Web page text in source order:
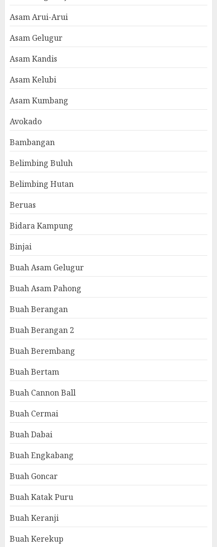
Asam Arui-Arui
Asam Gelugur
Asam Kandis
Asam Kelubi
Asam Kumbang
Avokado
Bambangan
Belimbing Buluh
Belimbing Hutan
Beruas
Bidara Kampung
Binjai
Buah Asam Gelugur
Buah Asam Pahong
Buah Berangan
Buah Berangan 2
Buah Berembang
Buah Bertam
Buah Cannon Ball
Buah Cermai
Buah Dabai
Buah Engkabang
Buah Goncar
Buah Katak Puru
Buah Keranji
Buah Kerekup